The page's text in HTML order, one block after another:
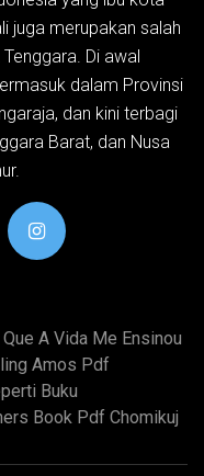
juga merupakan salah
Di awal
dalam Provinsi
dan kini terbagi
Barat, dan Nusa
A Vida Me Ensinou
Amos Pdf
Buku
Book Pdf Chomikuj